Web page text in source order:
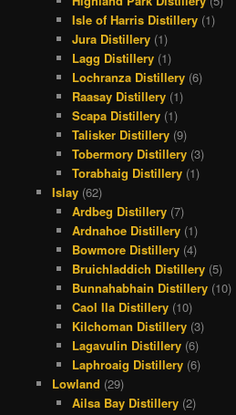
Isle of Harris Distillery (1)
Jura Distillery (1)
Lagg Distillery (1)
Lochranza Distillery (6)
Raasay Distillery (1)
Scapa Distillery (1)
Talisker Distillery (9)
Tobermory Distillery (3)
Torabhaig Distillery (1)
Islay(62)
Ardbeg Distillery (7)
Ardnahoe Distillery (1)
Bowmore Distillery (4)
Bruichladdich Distillery (5)
Bunnahabhain Distillery (10)
Caol Ila Distillery (10)
Kilchoman Distillery (3)
Lagavulin Distillery (6)
Laphroaig Distillery (6)
Lowland (29)
Ailsa Bay Distillery (2)